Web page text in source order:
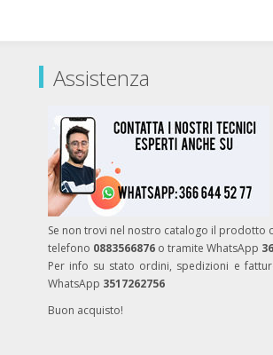
Assistenza
Se non trovi nel nostro catalogo il prodotto
telefono 0883566876 o tramite WhatsApp
Per info su stato ordini, spedizioni e
WhatsApp 3517262756
Buon acquisto!